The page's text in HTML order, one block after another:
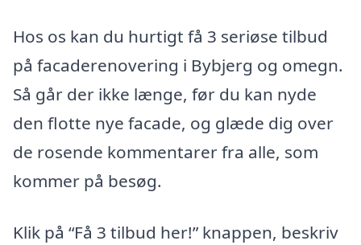
Hos os kan du hurtigt få 3 seriøse tilbud
på facaderenovering i Bybjerg og omegn.
Så går der ikke længe, før du kan nyde
den flotte nye facade, og glæde dig over
de rosende kommentarer fra alle, som
kommer på besøg.
Klik på “Få 3 tilbud her!” knappen, beskriv